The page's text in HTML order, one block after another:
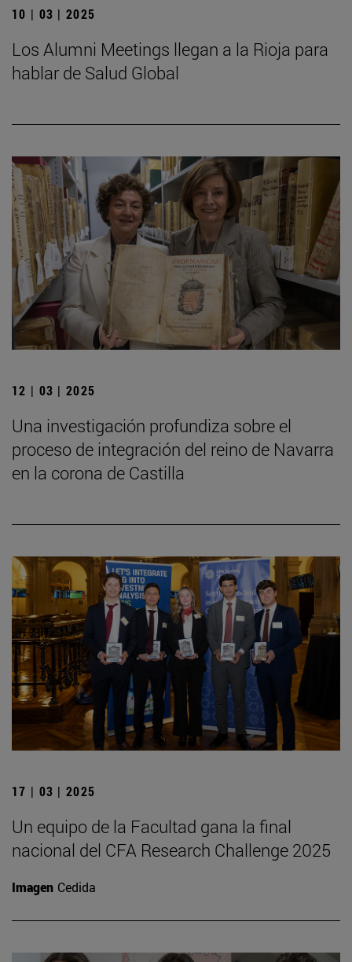
10 | 03 | 2025
Los Alumni Meetings llegan a la Rioja para
hablar de Salud Global
12 | 03 | 2025
Una investigación profundiza sobre el
proceso de integración del reino de Navarra
en la corona de Castilla
17 | 03 | 2025
Un equipo de la Facultad gana la final
nacional del CFA Research Challenge 2025
Imagen Cedida